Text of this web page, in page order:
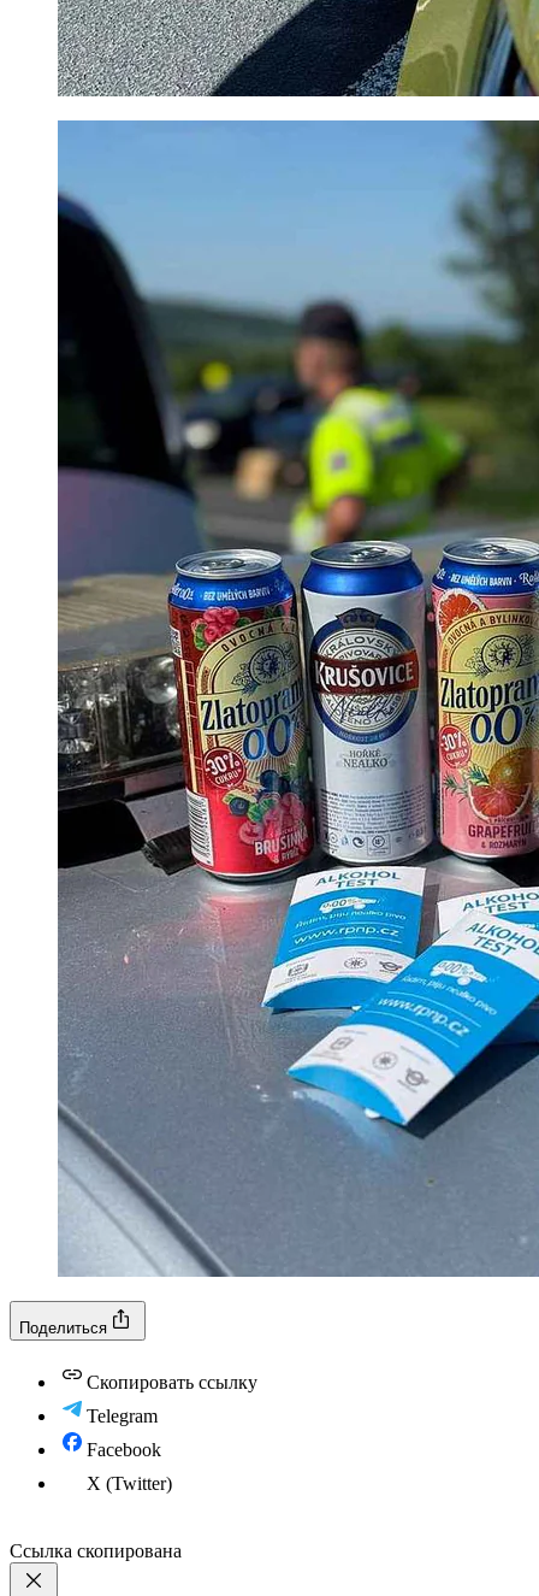
Поделиться
Скопировать ссылку
Telegram
Facebook
X (Twitter)
Ссылка скопирована